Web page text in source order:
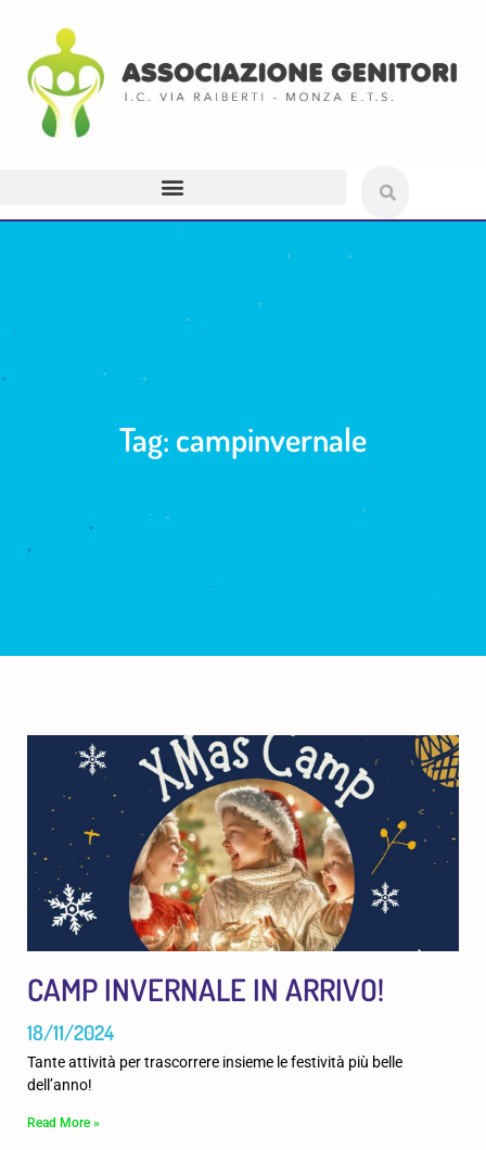
Tag: campinvernale
CAMP INVERNALE IN ARRIVO!
18/11/2024
Tante attività per trascorrere insieme le festività più belle
dell’anno!
Read More »